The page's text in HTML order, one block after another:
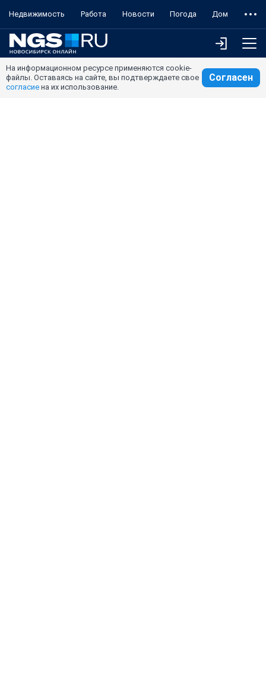
Недвижимость Работа Новости Погода Дом
На информационном ресурсе применяются cookie-
файлы. Оставаясь на сайте, вы подтверждаете свое
согласие на их использование.
Согласен